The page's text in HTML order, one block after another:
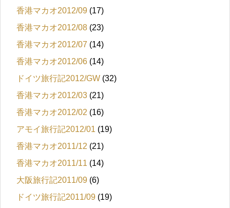
香港マカオ2012/09 (17)
香港マカオ2012/08 (23)
香港マカオ2012/07 (14)
香港マカオ2012/06 (14)
ドイツ旅行記2012/GW (32)
香港マカオ2012/03 (21)
香港マカオ2012/02 (16)
アモイ旅行記2012/01 (19)
香港マカオ2011/12 (21)
香港マカオ2011/11 (14)
大阪旅行記2011/09 (6)
ドイツ旅行記2011/09 (19)